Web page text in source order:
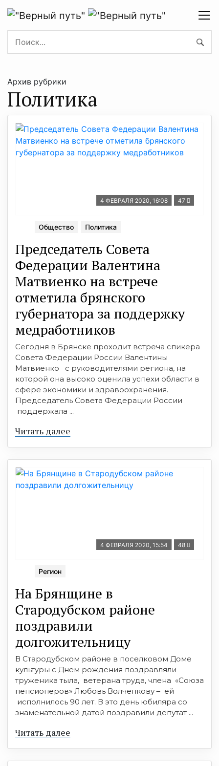
Архив рубрики
Политика
4 ФЕВРАЛЯ 2020, 16:08 47
Общество Политика
Председатель Совета
Федерации Валентина
Матвиенко на встрече
отметила брянского
губернатора за поддержку
медработников
Сегодня в Брянске проходит встреча спикера
Совета Федерации России Валентины
Матвиенко с руководителями региона, на
которой она высоко оценила успехи области в
сфере экономики и здравоохранения.
Председатель Совета Федерации России
поддержала ...
Читать далее
4 ФЕВРАЛЯ 2020, 15:54 48
Регион
На Брянщине в
Стародубском районе
поздравили
долгожительницу
В Стародубском районе в поселковом Доме
культуры с Днем рождения поздравляли
труженика тыла, ветерана труда, члена «Союза
пенсионеров» Любовь Волченкову – ей
исполнилось 90 лет. В это день юбиляра со
знаменательной датой поздравили депутат ...
Читать далее